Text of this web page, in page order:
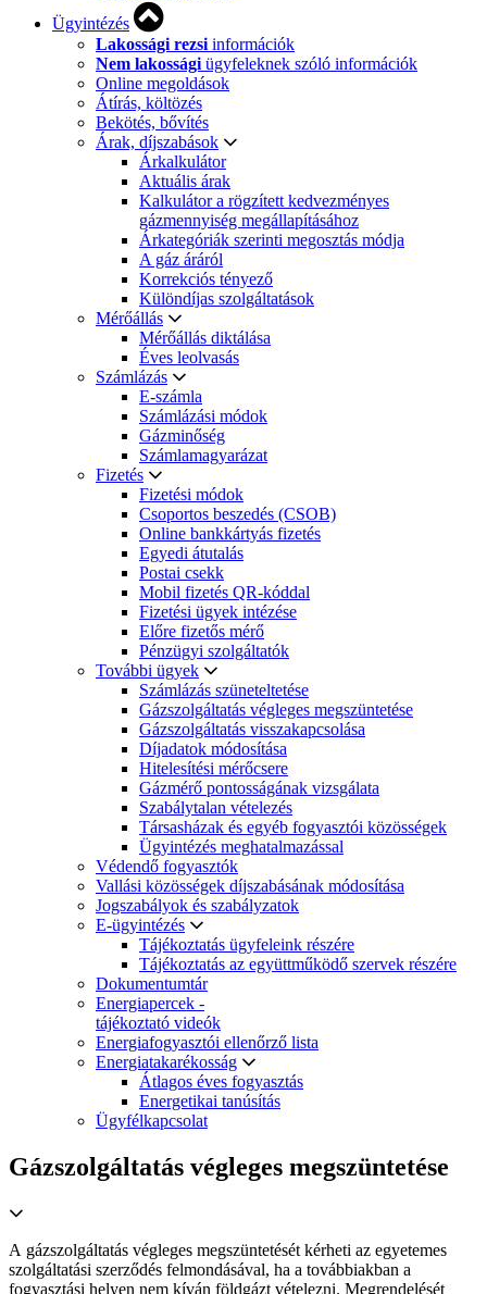
Ügyintézés
Lakossági rezsi információk
Nem lakossági ügyfeleknek szóló információk
Online megoldások
Átírás, költözés
Bekötés, bővítés
Árak, díjszabások
Árkalkulátor
Aktuális árak
Kalkulátor a rögzített kedvezményes
gázmennyiség megállapításához
Árkategóriák szerinti megosztás módja
A gáz áráról
Korrekciós tényező
Különdíjas szolgáltatások
Mérőállás
Mérőállás diktálása
Éves leolvasás
Számlázás
E-számla
Számlázási módok
Gázminőség
Számlamagyarázat
Fizetés
Fizetési módok
Csoportos beszedés (CSOB)
Online bankkártyás fizetés
Egyedi átutalás
Postai csekk
Mobil fizetés QR-kóddal
Fizetési ügyek intézése
Előre fizetős mérő
Pénzügyi szolgáltatók
További ügyek
Számlázás szüneteltetése
Gázszolgáltatás végleges megszüntetése
Gázszolgáltatás visszakapcsolása
Díjadatok módosítása
Hitelesítési mérőcsere
Gázmérő pontosságának vizsgálata
Szabálytalan vételezés
Társasházak és egyéb fogyasztói közösségek
Ügyintézés meghatalmazással
Védendő fogyasztók
Vallási közösségek díjszabásának módosítása
Jogszabályok és szabályzatok
E-ügyintézés
Tájékoztatás ügyfeleink részére
Tájékoztatás az együttműködő szervek részére
Dokumentumtár
Energiapercek -
tájékoztató videók
Energiafogyasztói ellenőrző lista
Energiatakarékosság
Átlagos éves fogyasztás
Energetikai tanúsítás
Ügyfélkapcsolat
Gázszolgáltatás végleges megszüntetése
A gázszolgáltatás végleges megszüntetését kérheti az egyetemes
szolgáltatási szerződés felmondásával, ha a továbbiakban a
fogyasztási helyen nem kíván földgázt vételezni. Megrendelését